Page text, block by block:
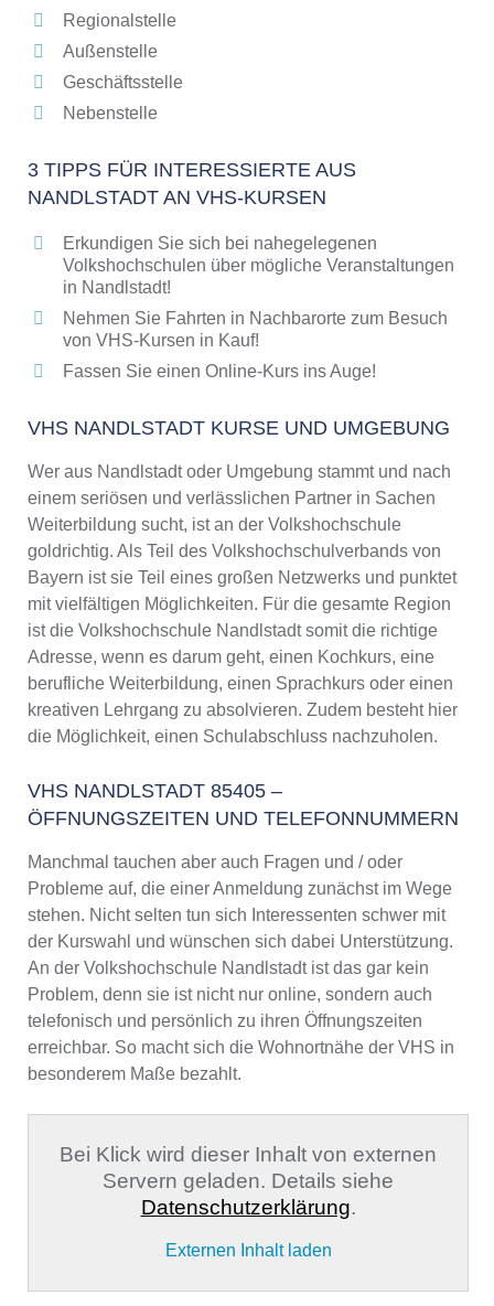
Regionalstelle
Außenstelle
Geschäftsstelle
Nebenstelle
3 TIPPS FÜR INTERESSIERTE AUS
NANDLSTADT AN VHS-KURSEN
Erkundigen Sie sich bei nahegelegenen
Volkshochschulen über mögliche Veranstaltungen
in Nandlstadt!
Nehmen Sie Fahrten in Nachbarorte zum Besuch
von VHS-Kursen in Kauf!
Fassen Sie einen Online-Kurs ins Auge!
VHS NANDLSTADT KURSE UND UMGEBUNG
Wer aus Nandlstadt oder Umgebung stammt und nach
einem seriösen und verlässlichen Partner in Sachen
Weiterbildung sucht, ist an der Volkshochschule
goldrichtig. Als Teil des Volkshochschulverbands von
Bayern ist sie Teil eines großen Netzwerks und punktet
mit vielfältigen Möglichkeiten. Für die gesamte Region
ist die Volkshochschule Nandlstadt somit die richtige
Adresse, wenn es darum geht, einen Kochkurs, eine
berufliche Weiterbildung, einen Sprachkurs oder einen
kreativen Lehrgang zu absolvieren. Zudem besteht hier
die Möglichkeit, einen Schulabschluss nachzuholen.
VHS NANDLSTADT 85405 –
ÖFFNUNGSZEITEN UND TELEFONNUMMERN
Manchmal tauchen aber auch Fragen und / oder
Probleme auf, die einer Anmeldung zunächst im Wege
stehen. Nicht selten tun sich Interessenten schwer mit
der Kurswahl und wünschen sich dabei Unterstützung.
An der Volkshochschule Nandlstadt ist das gar kein
Problem, denn sie ist nicht nur online, sondern auch
telefonisch und persönlich zu ihren Öffnungszeiten
erreichbar. So macht sich die Wohnortnähe der VHS in
besonderem Maße bezahlt.
Bei Klick wird dieser Inhalt von externen
Servern geladen. Details siehe
Datenschutzerklärung.
Externen Inhalt laden